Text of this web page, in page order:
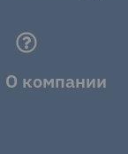
О компании